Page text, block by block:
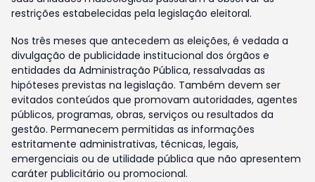
restrições estabelecidas pela legislação eleitoral.
Nos três meses que antecedem as eleições, é vedada a
divulgação de publicidade institucional dos órgãos e
entidades da Administração Pública, ressalvadas as
hipóteses previstas na legislação. Também devem ser
evitados conteúdos que promovam autoridades, agentes
públicos, programas, obras, serviços ou resultados da
gestão. Permanecem permitidas as informações
estritamente administrativas, técnicas, legais,
emergenciais ou de utilidade pública que não apresentem
caráter publicitário ou promocional.